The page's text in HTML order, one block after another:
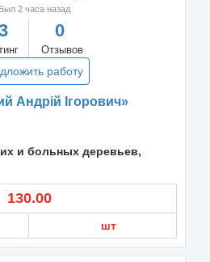
Был 2 часа назад
0
Отзывов
работу
Андрiй Iгорович»
и больных деревьев,
130.00
шт